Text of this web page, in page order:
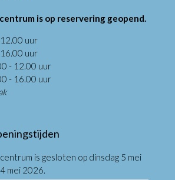
is op reservering geopend.
uur
uur
- 12.00 uur
- 16.00 uur
is gesloten op dinsdag 5 mei
mei 2026.